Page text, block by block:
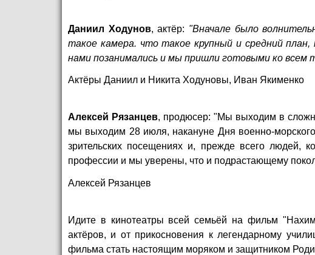
Даниил Ходунов, актёр: "Вначале было
такое камера. что такое крупный и средний
нами позанимались и мы пришли готовыми ко всем
Актёры Даниил и Никита Ходуновы, Иван Якименко
Алексей Рязанцев, продюсер: "Мы выходим в
мы выходим 28 июля, накануне Дня военно-
зрительских посещениях и, прежде всего людей,
профессии и мы уверены, что и подрастающему
Алексей Рязанцев
Идите в кинотеатры всей семьёй на фильм
актёров, и от прикосновения к легендарному
фильма стать настоящим моряком и защитником